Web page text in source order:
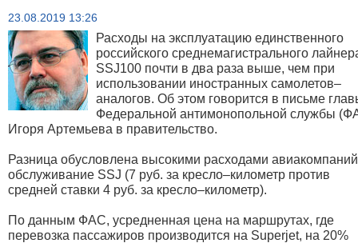
23.08.2019 13:26
Расходы на эксплуатацию единственного
российского среднемагистрального
SSJ100 почти в два раза выше, чем при
использовании иностранных самолетов–
аналогов. Об этом говорится в письме
Федеральной антимонопольной службы
Игоря Артемьева в правительство.
Разница обусловлена высокими расходами
обслуживание SSJ (7 руб. за кресло–километр против
средней ставки 4 руб. за кресло–километр).
По данным ФАС, усредненная цена на маршрутах, где
перевозка пассажиров производится на Superjet, на 20%